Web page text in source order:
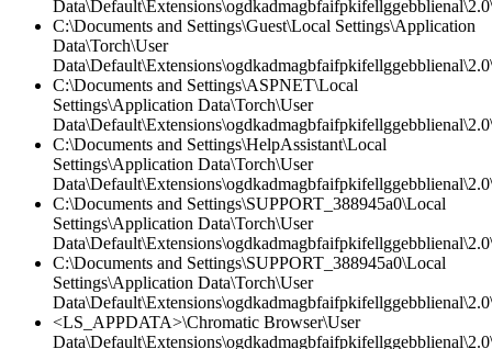
C:\Documents and Settings\Guest\Local Settings\Application
Data\Torch\User
C:\Documents and Settings\ASPNET\Local
Settings\Application Data\Torch\User
C:\Documents and Settings\HelpAssistant\Local
Settings\Application Data\Torch\User
C:\Documents and Settings\SUPPORT_388945a0\Local
Settings\Application Data\Torch\User
C:\Documents and Settings\SUPPORT_388945a0\Local
Settings\Application Data\Torch\User
<LS_APPDATA>\Chromatic Browser\User